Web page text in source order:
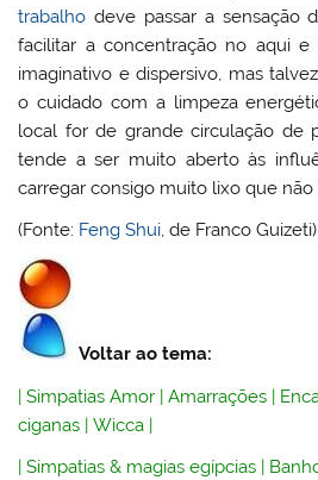
trabalho deve passar a sensação
facilitar a concentração no aqui e
imaginativo e dispersivo, mas
o cuidado com a limpeza
local for de grande circulação de
tende a ser muito aberto às
carregar consigo muito lixo que não
(Fonte: Feng Shui, de Franco Guizeti)
Voltar ao tema:
|Simpatias Amor |Amarrações |
ciganas |Wicca |
|Simpatias & magias egípcias |